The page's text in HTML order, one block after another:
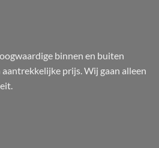
binnen en buiten
prijs. Wij gaan alleen